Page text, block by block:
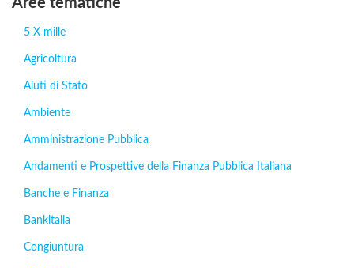
5 X mille
Agricoltura
Aiuti di Stato
Ambiente
Amministrazione Pubblica
Andamenti e Prospettive della Finanza Pubblica Italiana
Banche e Finanza
Bankitalia
Congiuntura